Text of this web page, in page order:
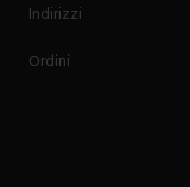
Indirizzi
Ordini